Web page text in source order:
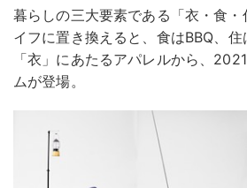
暮らしの三大要素である「衣・食・
イフに置き換えると、食はBBQ、
「衣」にあたるアパレルから、
ムが登場。